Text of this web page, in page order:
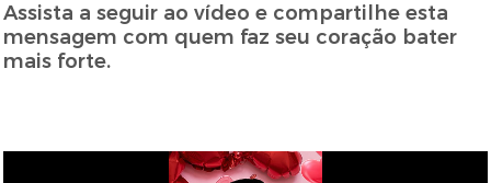
Assista a seguir ao vídeo e compartilhe esta
mensagem com quem faz seu coração bater
mais forte.